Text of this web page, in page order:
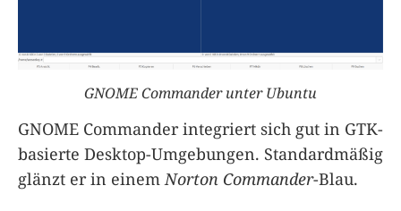
GNOME Commander unter Ubuntu
GNOME Commander integriert sich gut in GTK-
basierte Desktop-Umgebungen. Standardmäßig
glänzt er in einemNorton Commander-Blau.